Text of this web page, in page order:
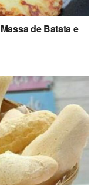
de Batata e